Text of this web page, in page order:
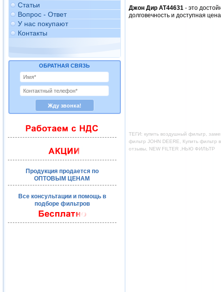
Статьи
Вопрос - Ответ
У нас покупают
Контакты
ОБРАТНАЯ СВЯЗЬ
Продукция продается по
ОПТОВЫМ ЦЕНАМ
Все консультации и помощь в
подборе фильтров
Джон Дир AT44631 - это
долговечность и доступная
ТЕГИ: купить воздушный фильтр,
фильтр JOHN DEERE, Купить фильтр
отзывы, NEW FILTER ,НЬЮ ФИЛЬТР